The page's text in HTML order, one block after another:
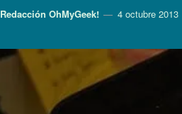
Redacción OhMyGeek! 4 octubre 2013